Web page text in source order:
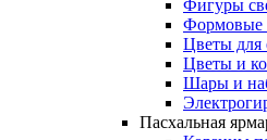
Фигуры
Формовые
Цветы для
Цветы и
Шары и
Пасхальная